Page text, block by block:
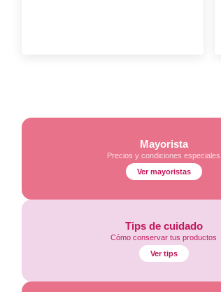
Mayorista
Precios y condiciones especiales
Ver mayoristas
Tips de cuidado
Cómo conservar tus productos
Ver tips